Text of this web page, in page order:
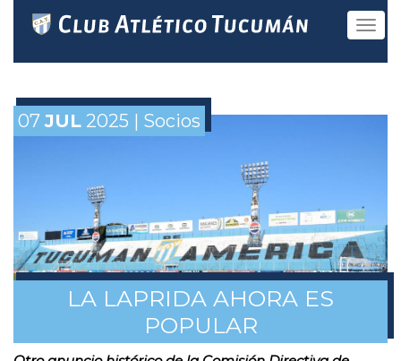
Toggle
07 JUL 2025 | Socios
LA LAPRIDA AHORA ES
POPULAR